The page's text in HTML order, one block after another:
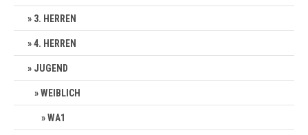
3. HERREN
4. HERREN
JUGEND
WEIBLICH
WA1